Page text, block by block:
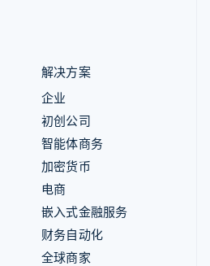
解决方案
企业
初创公司
智能体商务
加密货币
电商
嵌入式金融服务
财务自动化
全球商家